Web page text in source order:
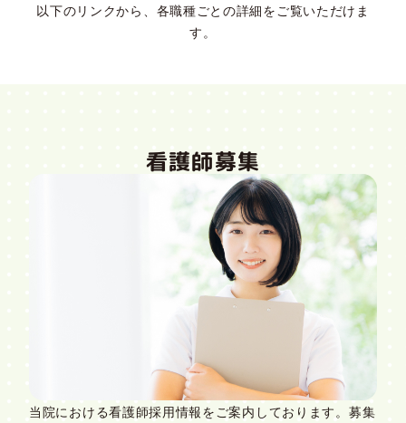
以下のリンクから、各職種ごとの詳細をご覧いただけま
す。
看護師募集
当院における看護師採用情報をご案内しております。募集